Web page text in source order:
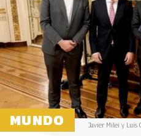
MUNDO
Javier Milei y Luis